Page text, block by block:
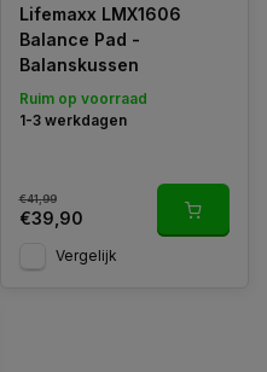
Lifemaxx LMX1606
Balance Pad -
Balanskussen
Ruim op voorraad
1-3 werkdagen
€41,99
€39,90
Vergelijk